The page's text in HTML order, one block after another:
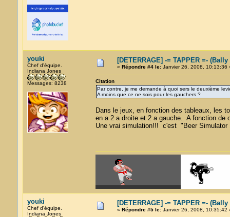
youki
Chef d'équipe.
Indiana Jones
Messages: 8238
[DETERRAGE] -= TAPPER =-
« Répondre #4 le:Janvier 26, 2008, 10:13:36
Citation
Par contre, je me demande à quoi sers le deuxième
A moins que ce ne sois pour les gauchers ?
Dans le jeux, en fonction des tableaux, les
en a 2 a droite et 2 a gauche. A fonction de
Une vrai simulation!!! c'est "Beer Simulator
youki
Chef d'équipe.
Indiana Jones
[DETERRAGE] -= TAPPER =-
« Répondre #5 le:Janvier 26, 2008, 10:35:42